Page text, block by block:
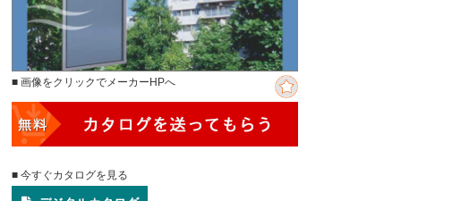
■ 画像をクリックでメーカーHPへ
■ 今すぐカタログを見る